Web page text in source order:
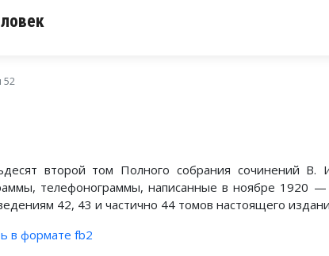
52
второй том Полного собрания сочинений В.
телефонограммы, написанные в ноябре 1920
42, 43 и частично 44 томов настоящего
в формате fb2